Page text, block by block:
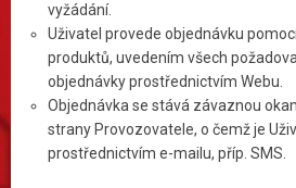
vyžádání.
Uživatel provede objednávku
produktů, uvedením všech
objednávky prostřednictvím Webu.
Objednávka se stává závaznou
strany Provozovatele, o čemž je
prostřednictvím e-mailu, příp. SMS.